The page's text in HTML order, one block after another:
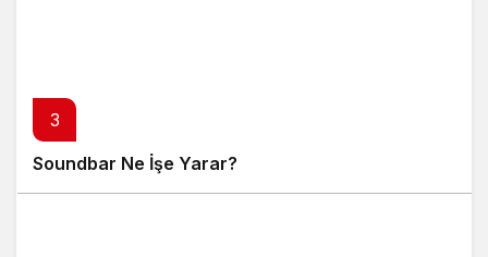
3
Soundbar Ne İşe Yarar?